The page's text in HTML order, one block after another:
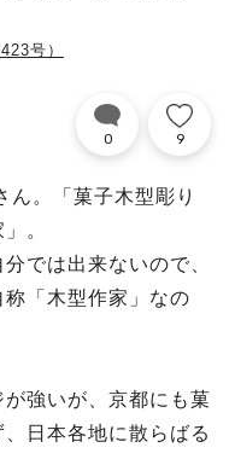
号）
0 9
ん。「菓子木型彫り
。
では出来ないので、
「木型作家」なの
強いが、京都にも菓
日本各地に散らばる